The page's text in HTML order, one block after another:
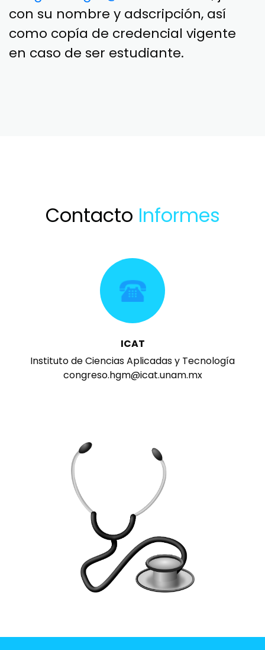
En caso de realizar el pago por
transferencia o déposito,importante
ContactoInformes
Instituto de Ciencias Aplicadas y Tecnología
congreso.hgm@icat.unam.mx